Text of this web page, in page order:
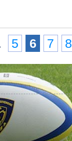
5 6 7 8